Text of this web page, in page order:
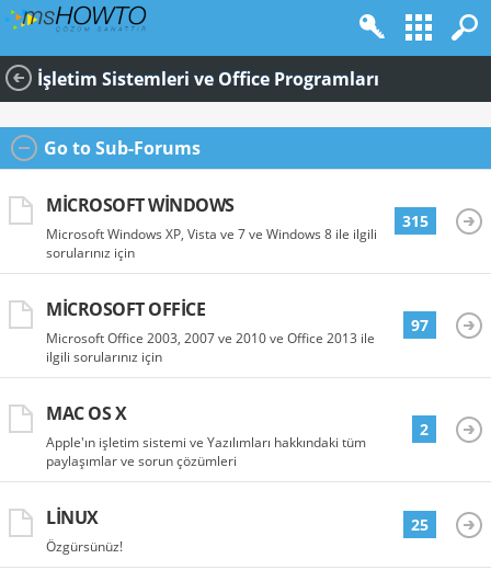
İşletim Sistemleri ve Office Programları
Go to Sub-Forums
MICROSOFT WINDOWS
Microsoft Windows XP, Vista ve 7 ve Windows 8 ile ilgili
sorularınız için
315
MICROSOFT OFFICE
Microsoft Office 2003, 2007 ve 2010 ve Office 2013 ile
ilgili sorularınız için
97
MAC OS X
Apple'ın işletim sistemi ve Yazılımları hakkındaki tüm
paylaşımlar ve sorun çözümleri
2
LINUX
Özgürsünüz!
25